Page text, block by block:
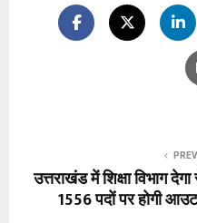
उत्तराखंड में शिक्षा विभाग
1556 पदों पर होगी